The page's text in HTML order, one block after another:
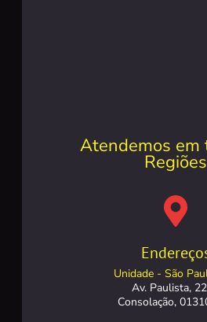
Atendemos em
Regiões
Unidade - São
Av. Paulista,
Consolação,